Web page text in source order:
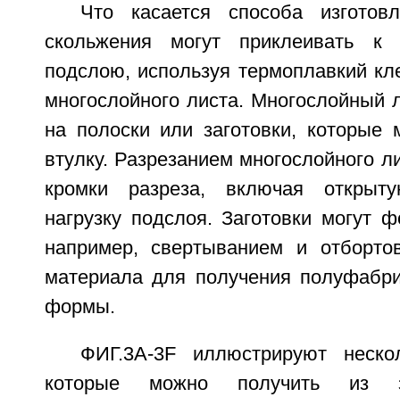
Что касается способа
скольжения могут приклеивать к
подслою, используя термоплавкий
многослойного листа. Многослойный
на полоски или заготовки, которые
втулку. Разрезанием многослойного
кромки разреза, включая
нагрузку подслоя. Заготовки могут
например, свертыванием и
материала для получения
формы.
ФИГ.3A-3F иллюстрируют
которые можно получить из